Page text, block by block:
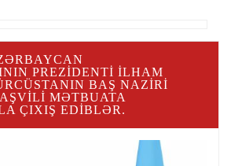
PREZIDENTI İLHAM
BAŞ NAZIRI
MƏTBUATA
ÇIXIŞ EDIBLƏR.